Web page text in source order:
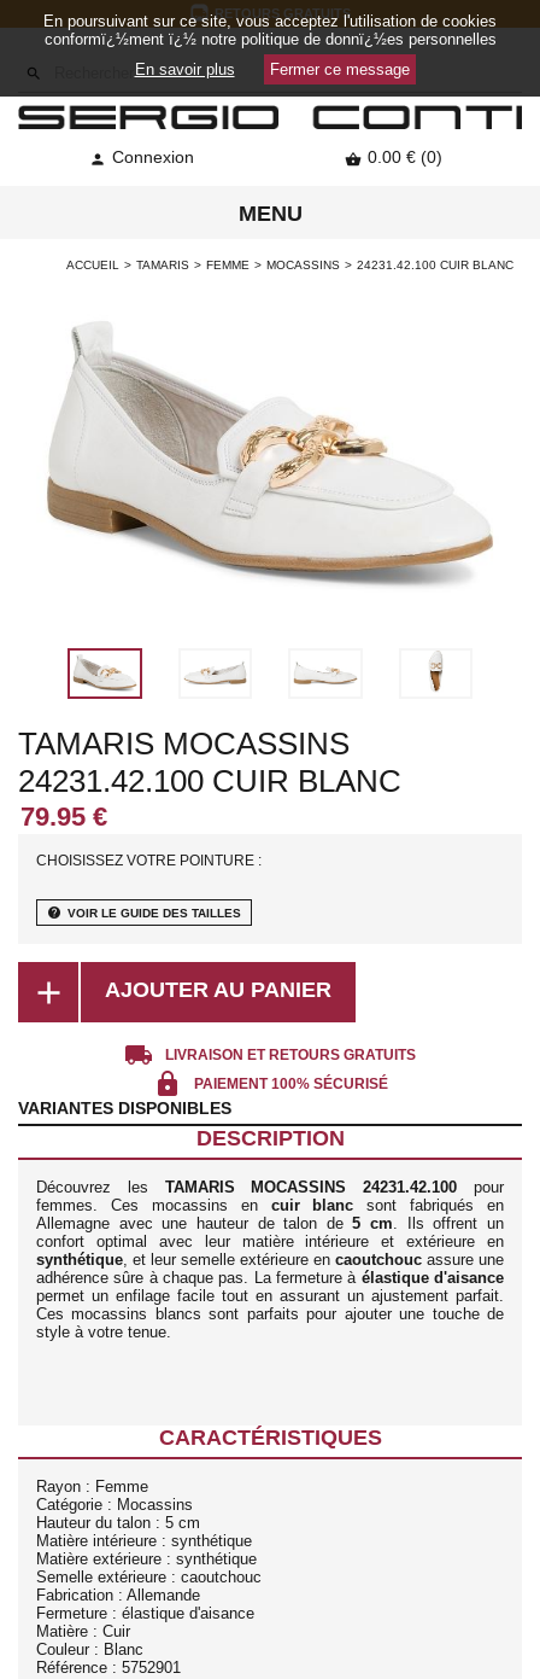
RETOURS GRATUITS

 Connexion  0.00 € (0)
MENU
ACCUEIL TAMARIS FEMME MOCASSINS 24231.42.100 CUIR BLANC
TAMARIS MOCASSINS
24231.42.100 CUIR BLANC
CHOISISSEZ VOTRE POINTURE :
help VOIR LE GUIDE DES TAILLES
add AJOUTER AU PANIER
local_shipping LIVRAISON ET RETOURS GRATUITS
lock PAIEMENT 100% SÉCURISÉ
VARIANTES DISPONIBLES
DESCRIPTION
Découvrez les TAMARIS MOCASSINS 24231.42.100 pour
femmes. Ces mocassins en cuir blanc sont fabriqués en
Allemagne avec une hauteur de talon de5 cm. Ils offrent un
confort optimal avec leur matière intérieure et extérieure en
synthétique, et leur semelle extérieure en caoutchouc assure une
adhérence sûre à chaque pas. La fermeture à élastique d'aisance
permet un enfilage facile tout en assurant un ajustement parfait.
Ces mocassins blancs sont parfaits pour ajouter une touche de
style à votre tenue.
CARACTÉRISTIQUES
Rayon : Femme
Catégorie : Mocassins
Hauteur du talon : 5 cm
Matière intérieure : synthétique
Matière extérieure : synthétique
Semelle extérieure : caoutchouc
Fabrication : Allemande
Fermeture : élastique d'aisance
Matière : Cuir
Couleur : Blanc
Référence : 5752901
En poursuivant sur ce site, vous acceptez l'utilisation de cookies
conformï¿½ment ï¿½ notre politique de donnï¿½es personnelles
En savoir plus
Fermer ce message